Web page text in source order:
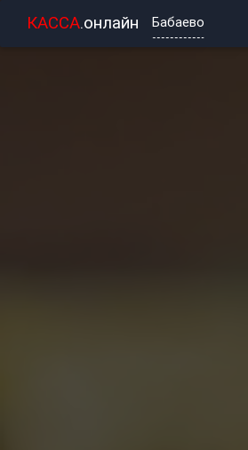
КАССА.онлайн Бабаево